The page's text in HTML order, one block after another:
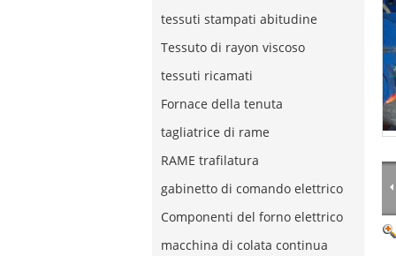
tessuti stampati abitudine
Tessuto di rayon viscoso
tessuti ricamati
Fornace della tenuta
tagliatrice di rame
RAME trafilatura
gabinetto di comando elettrico
Componenti del forno elettrico
macchina di colata continua